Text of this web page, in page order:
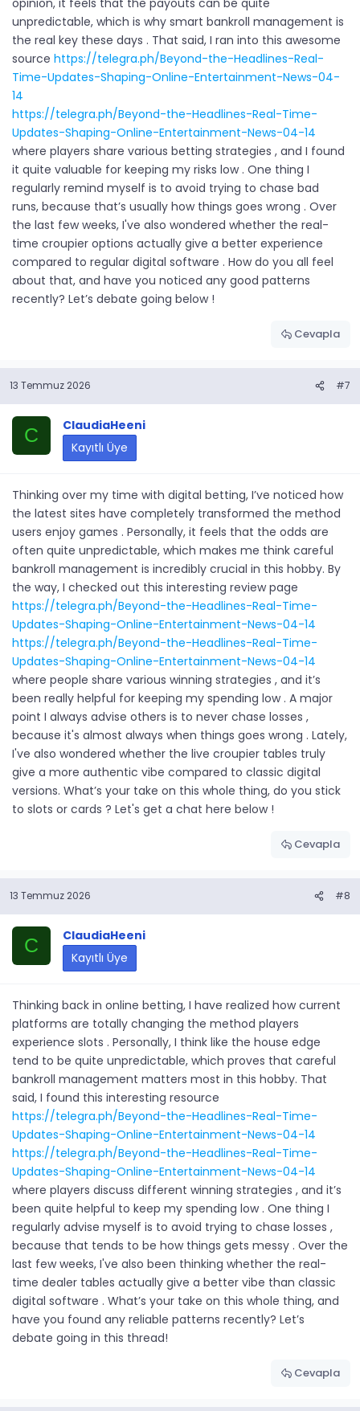
opinion, it feels that the payouts can be quite
unpredictable, which is why smart bankroll management is
the real key these days . That said, I ran into this awesome
source https://telegra.ph/Beyond-the-Headlines-Real-
Time-Updates-Shaping-Online-Entertainment-News-04-
14
https://telegra.ph/Beyond-the-Headlines-Real-Time-
Updates-Shaping-Online-Entertainment-News-04-14
where players share various betting strategies , and I found
it quite valuable for keeping my risks low . One thing I
regularly remind myself is to avoid trying to chase bad
runs, because that’s usually how things goes wrong . Over
the last few weeks, I've also wondered whether the real-
time croupier options actually give a better experience
compared to regular digital software . How do you all feel
about that, and have you noticed any good patterns
recently? Let’s debate going below !
Cevapla
13 Temmuz 2026 #7
C
ClaudiaHeeni
Kayıtlı Üye
Thinking over my time with digital betting, I’ve noticed how
the latest sites have completely transformed the method
users enjoy games . Personally, it feels that the odds are
often quite unpredictable, which makes me think careful
bankroll management is incredibly crucial in this hobby. By
the way, I checked out this interesting review page
https://telegra.ph/Beyond-the-Headlines-Real-Time-
Updates-Shaping-Online-Entertainment-News-04-14
https://telegra.ph/Beyond-the-Headlines-Real-Time-
Updates-Shaping-Online-Entertainment-News-04-14
where people share various winning strategies , and it’s
been really helpful for keeping my spending low . A major
point I always advise others is to never chase losses ,
because it's almost always when things goes wrong . Lately,
I've also wondered whether the live croupier tables truly
give a more authentic vibe compared to classic digital
versions. What’s your take on this whole thing, do you stick
to slots or cards ? Let's get a chat here below !
Cevapla
13 Temmuz 2026 #8
C
ClaudiaHeeni
Kayıtlı Üye
Thinking back in online betting, I have realized how current
platforms are totally changing the method players
experience slots . Personally, I think like the house edge
tend to be quite unpredictable, which proves that careful
bankroll management matters most in this hobby. That
said, I found this interesting resource
https://telegra.ph/Beyond-the-Headlines-Real-Time-
Updates-Shaping-Online-Entertainment-News-04-14
https://telegra.ph/Beyond-the-Headlines-Real-Time-
Updates-Shaping-Online-Entertainment-News-04-14
where players discuss different winning strategies , and it’s
been quite helpful to keep my spending low . One thing I
regularly advise myself is to avoid trying to chase losses ,
because that tends to be how things gets messy . Over the
last few weeks, I've also been thinking whether the real-
time dealer tables actually give a better vibe than classic
digital software . What’s your take on this whole thing, and
have you found any reliable patterns recently? Let’s
debate going in this thread!
Cevapla